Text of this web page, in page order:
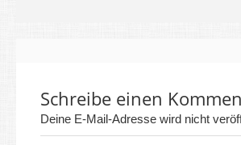
Schreibe einen
Deine E-Mail-Adresse wird nicht